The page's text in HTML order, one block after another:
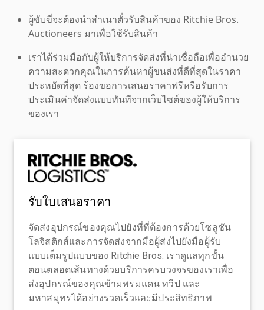
ผู้ขับขี่จะต้องนำสำเนาตั๋วรับสินค้าของ Ritchie Bros.
Auctioneers มาเพื่อใช้รับสินค้า
เราได้ร่วมมือกับผู้ให้บริการจัดส่งที่น่าเชื่อถือเพื่ออำนวย
ความสะดวกคุณในการค้นหาผู้ขนส่งที่ดีที่สุดในราคา
ประหยัดที่สุด ร้องขอการเสนอราคาฟรีหรือรับการ
ประเมินค่าจัดส่งแบบทันทีจากเว็บไซต์ของผู้ให้บริการ
ของเรา
รับใบเสนอราคา
จัดส่งอุปกรณ์ของคุณไปยังที่ที่ต้องการด้วยโซลูชัน
โลจิสติกส์และการจัดส่งจากมือผู้ส่งไปยังมือผู้รับ
แบบเต็มรูปแบบของ Ritchie Bros. เราดูแลทุกขั้น
ตอนตลอดเส้นทางด้วยบริการครบวงจรของเราเพื่อ
ส่งอุปกรณ์ของคุณข้ามพรมแดน ทวีป และ
มหาสมุทรได้อย่างรวดเร็วและมีประสิทธิภาพ